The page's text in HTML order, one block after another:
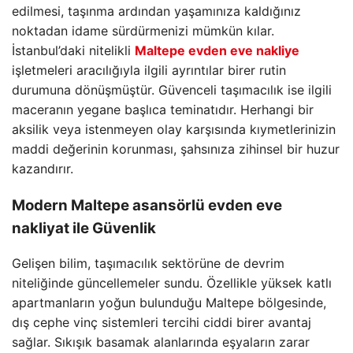
edilmesi, taşınma ardından yaşamınıza kaldığınız
noktadan idame sürdürmenizi mümkün kılar.
İstanbul’daki nitelikli Maltepe evden eve nakliye
işletmeleri aracılığıyla ilgili ayrıntılar birer rutin
durumuna dönüşmüştür. Güvenceli taşımacılık ise ilgili
maceranın yegane başlıca teminatıdır. Herhangi bir
aksilik veya istenmeyen olay karşısında kıymetlerinizin
maddi değerinin korunması, şahsınıza zihinsel bir huzur
kazandırır.
Modern Maltepe asansörlü evden eve
nakliyat ile Güvenlik
Gelişen bilim, taşımacılık sektörüne de devrim
niteliğinde güncellemeler sundu. Özellikle yüksek katlı
apartmanların yoğun bulunduğu Maltepe bölgesinde,
dış cephe vinç sistemleri tercihi ciddi birer avantaj
sağlar. Sıkışık basamak alanlarında eşyaların zarar